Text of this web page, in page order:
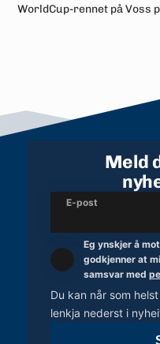
WorldCup-rennet på Voss
Meld
E-post
Eg ynskjer å
godkjenner at
samsvar med
Du kan når som
lenkja nederst i